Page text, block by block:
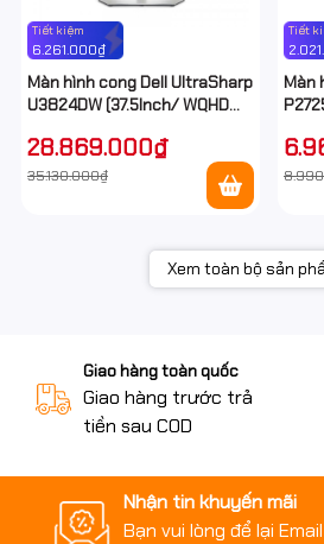
Tiết kiệm
6.261.000₫
Màn hình cong Dell UltraSharp
U3824DW (37.5Inch/ WQHD
300 cd/m2/ IPS/ Loa/USB-C
/Lan)
28.869.000₫
35.130.000₫
Tiết
Màn
Xem toàn bộ sản
Giao hàng toàn quốc
Giao hàng trước trả
tiền sau COD
Nhận tin khuyến mãi
Bạn vui lòng để lại